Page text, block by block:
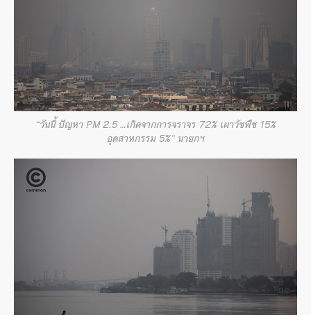
“วันนี้ ปัญหา PM 2.5 …เกิดจากการจราจร 72% เผาวัชพืช 15%
อุตสาหกรรม 5%” นายกฯ